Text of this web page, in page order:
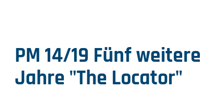
PM 14/19 Fünf weitere
Jahre "The Locator"